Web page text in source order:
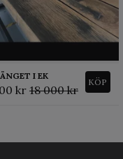
I EK
kr 18 000 kr
KÖP